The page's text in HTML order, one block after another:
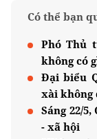
Có thể bạn
Phó Thủ
không có
Đại biểu
xài không
Sáng 22/
- xã hội